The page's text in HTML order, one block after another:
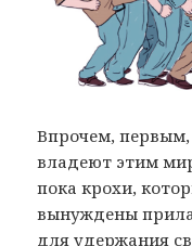
Впрочем,
владеют этим
пока крохи,
вынуждены
для удержания